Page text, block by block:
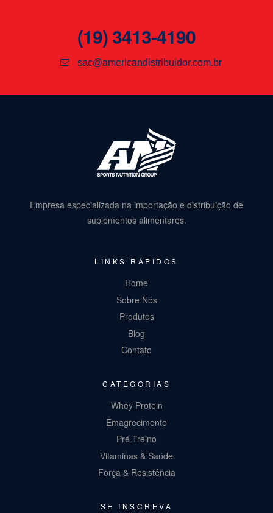
(19) 3413-4190
sac@americandistribuidor.com.br
Empresa especializada na importação e distribuição de
suplementos alimentares.
LINKS RÁPIDOS
Home
Sobre Nós
Produtos
Blog
Contato
CATEGORIAS
Whey Protein
Emagrecimento
Pré Treino
Vitaminas & Saúde
Força & Resistência
SE INSCREVA